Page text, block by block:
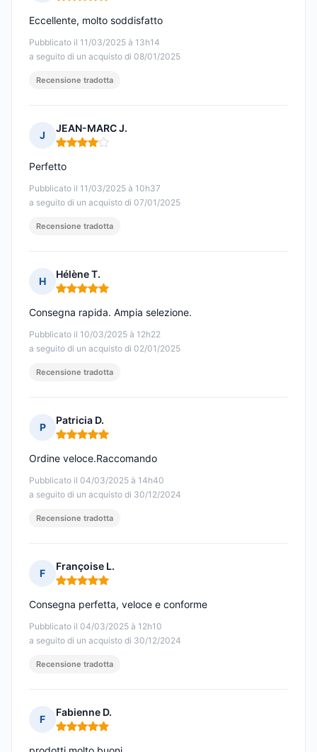
Pubblicato il 11/03/2025 à 13h14
a seguito di un acquisto di 08/01/2025
Eccellente, molto soddisfatto
Recensione tradotta
J
JEAN-MARC J.
Nota: 4 su 5
Pubblicato il 11/03/2025 à 10h37
a seguito di un acquisto di 07/01/2025
Perfetto
Recensione tradotta
H
Hélène T.
Nota: 5 su 5
Pubblicato il 10/03/2025 à 12h22
a seguito di un acquisto di 02/01/2025
Consegna rapida. Ampia selezione.
Recensione tradotta
P
Patricia D.
Nota: 5 su 5
Pubblicato il 04/03/2025 à 14h40
a seguito di un acquisto di 30/12/2024
Ordine veloce.Raccomando
Recensione tradotta
F
Françoise L.
Nota: 5 su 5
Pubblicato il 04/03/2025 à 12h10
a seguito di un acquisto di 30/12/2024
Consegna perfetta, veloce e conforme
Recensione tradotta
F
Fabienne D.
Nota: 5 su 5